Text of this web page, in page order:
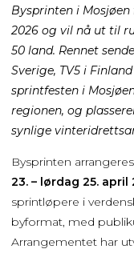
Bysprinten i
2026 og vil nå ut til
50 land. Rennet
Sverige, TV5 i
sprintfesten i
regionen, og
synlige
Bysprinten
23. – lørdag 25. april
sprintløpere i
byformat, med
Arrangementet har